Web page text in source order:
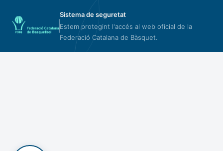
Sistema de seguretat
Estem protegint l'accés al web oficial de la
Federació Catalana de Bàsquet.